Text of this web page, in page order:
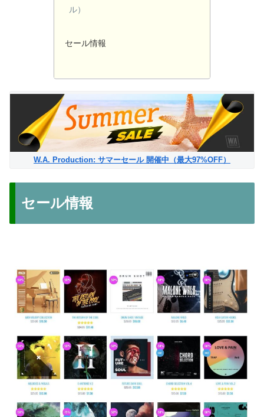
ル）
セール情報
W.A. Production: サマーセール 開催中（最大97%OFF）
セール情報